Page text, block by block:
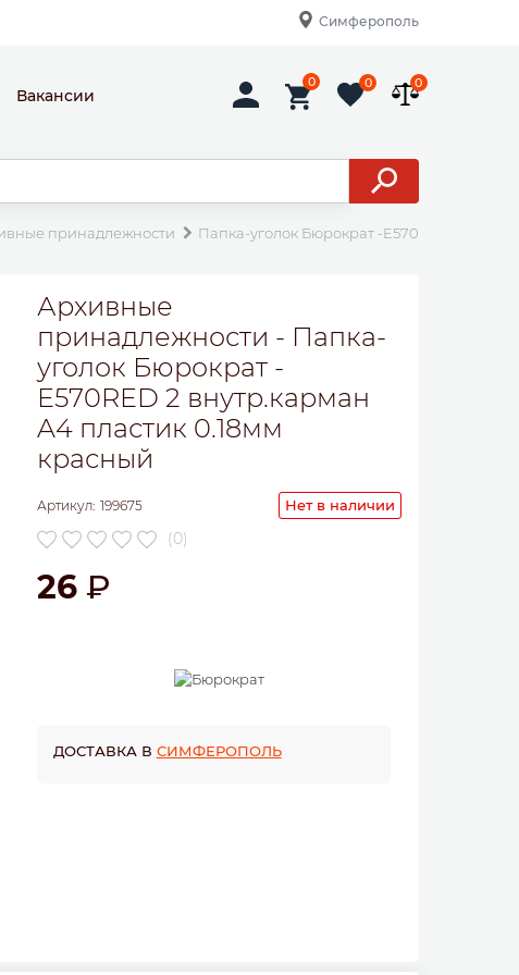
Симферополь
Вакансии
0 0 0
принадлежности Папка-уголок Бюрократ -E570RED 2
Архивные
принадлежности - Папка-
уголок Бюрократ -
E570RED 2 внутр.карман
A4 пластик 0.18мм
красный
Артикул: 199675 Нет в наличии
(0)
26
ДОСТАВКА В СИМФЕРОПОЛЬ